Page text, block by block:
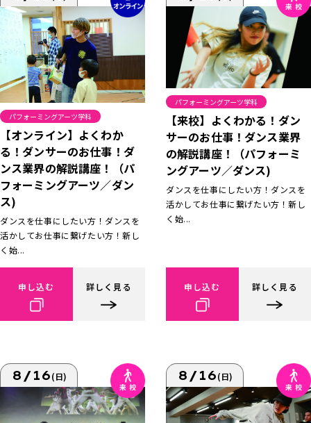
パフォーミングアーツ学科
【オンライン】よくわか
る！ダンサーのお仕事！ダ
ンス業界の解説講座！（パ
フォーミングアーツ／ダン
ス)
ダンスを仕事にしたい方！ダンスを
活かしてお仕事に繋げたい方！新し
く始...
申し込む 詳しく見る
パフォーミングアーツ学科
【来校】よくわかる！ダン
サーのお仕事！ダンス業界
の解説講座！（パフォーミ
ングアーツ／ダンス)
ダンスを仕事にしたい方！ダンスを
活かしてお仕事に繋げたい方！新し
く始...
申し込む 詳しく見る
8/16(日) 8/16(日)